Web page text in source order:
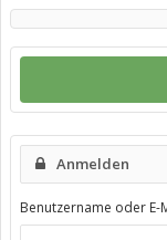
Anmelden
Benutzername oder E-